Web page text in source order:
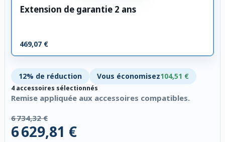
Extension de garantie 2 ans
469,07 €
12% de réduction Vous économisez104,51 €
4 accessoires sélectionnés
Remise appliquée aux accessoires compatibles.
6 734,32 €
6 629,81 €